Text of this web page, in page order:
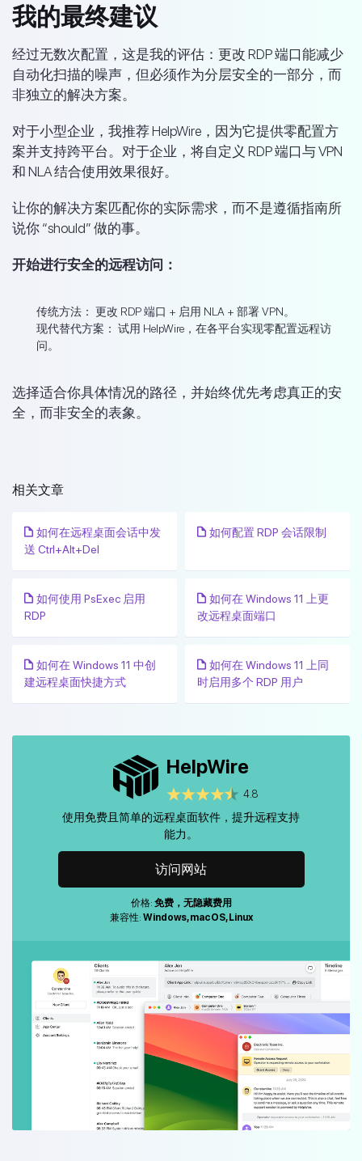
我的最终建议
经过无数次配置，这是我的评估：更改 RDP 端口能减少
自动化扫描的噪声，但必须作为分层安全的一部分，而
非独立的解决方案。
对于小型企业，我推荐 HelpWire，因为它提供零配置方
案并支持跨平台。对于企业，将自定义 RDP 端口与 VPN
和 NLA 结合使用效果很好。
让你的解决方案匹配你的实际需求，而不是遵循指南所
说你 “should” 做的事。
开始进行安全的远程访问：
传统方法： 更改 RDP 端口 + 启用 NLA + 部署 VPN。
现代替代方案： 试用 HelpWire，在各平台实现零配置远程访
问。
选择适合你具体情况的路径，并始终优先考虑真正的安
全，而非安全的表象。
相关文章
如何在远程桌面会话中发
送 Ctrl+Alt+Del
如何配置 RDP 会话限制
如何使用 PsExec 启用
RDP
如何在 Windows 11 上更
改远程桌面端口
如何在 Windows 11 中创
建远程桌面快捷方式
如何在 Windows 11 上同
时启用多个 RDP 用户
HelpWire
4.8
使用免费且简单的远程桌面软件，提升远程支持
能力。
访问网站
价格: 免费，无隐藏费用
兼容性: Windows, macOS, Linux